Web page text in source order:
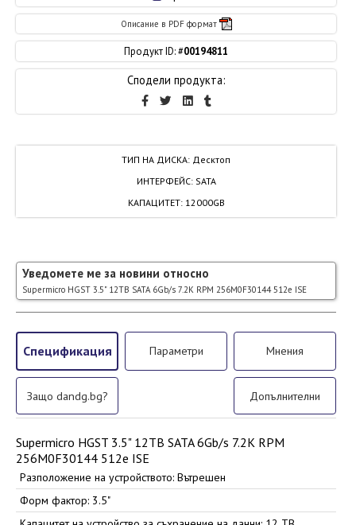
ТИП НА ДИСКА: Десктоп
ИНТЕРФЕЙС: SATA
КАПАЦИТЕТ: 12000GB
Описание в PDF формат
Продукт ID: #00194811
Сподели продукта:
Уведомете ме за новини относно
Supermicro HGST 3.5" 12TB SATA 6Gb/s 7.2K RPM 256M0F30144 512e ISE
Спецификация Параметри Мнения
Защо dandg.bg? Допълнителни
Supermicro HGST 3.5" 12TB SATA 6Gb/s 7.2K RPM
256M0F30144 512e ISE
Разположение на устройството: Вътрешен
Форм фактор: 3.5"